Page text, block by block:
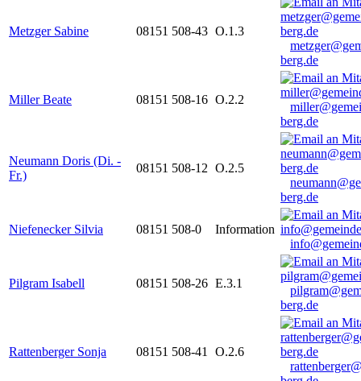
Metzger Sabine 08151 508-43 O.1.3
berg.de
Miller Beate 08151 508-16 O.2.2
berg.de
Neumann Doris (Di. -
Fr.)
08151 508-12 O.2.5
berg.de
Niefenecker Silvia 08151 508-0
Information
Pilgram Isabell 08151 508-26 E.3.1
berg.de
Rattenberger Sonja 08151 508-41
O.2.6